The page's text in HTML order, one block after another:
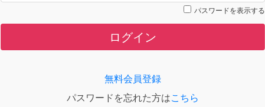
パスワードを表示する
ログイン
無料会員登録
パスワードを忘れた方はこちら